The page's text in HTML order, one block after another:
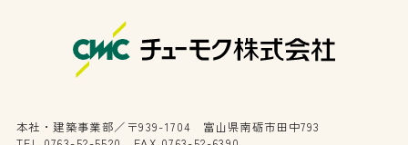
本社・建築事業部／〒939-1704 富山県南砺市田中793